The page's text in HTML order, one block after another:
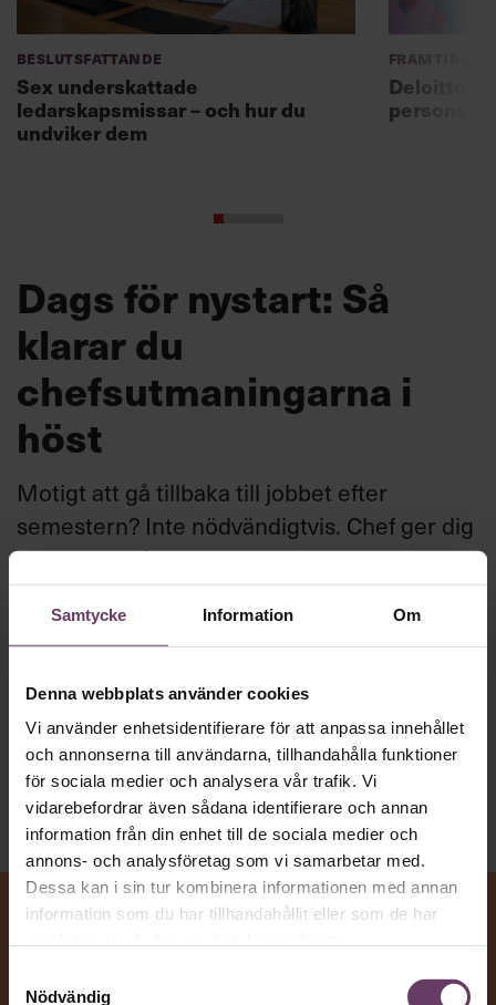
Samtycke Information Om
Denna webbplats använder cookies
Vi använder enhetsidentifierare för att anpassa innehållet
och annonserna till användarna, tillhandahålla funktioner
för sociala medier och analysera vår trafik. Vi
vidarebefordrar även sådana identifierare och annan
information från din enhet till de sociala medier och
annons- och analysföretag som vi samarbetar med.
Dessa kan i sin tur kombinera informationen med annan
information som du har tillhandahållit eller som de har
Nödvändig
Beslutsfattande
Sex underskattade
ledarskapsmissar – och hur du
undviker dem
Deloitte:
personal
Dags för nystart: Så
klarar du
chefsutmaningarna i
höst
Motigt att gå tillbaka till jobbet efter
semestern? Inte nödvändigtvis. Chef ger dig
hela listan på hur du förvandlar höstens
problem till möjligheter och gör din
jobbcomeback med stil.
Beslutsfattande
Text:Fredrik Kullberg
Publicerad2026-08-10